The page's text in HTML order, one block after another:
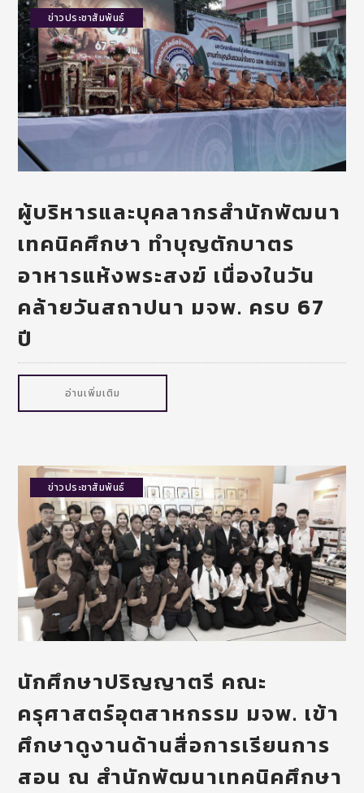
ข่าวประชาสัมพันธ์
ผู้บริหารและบุคลากรสำนักพัฒนา
เทคนิคศึกษา ทำบุญตักบาตร
อาหารแห้งพระสงฆ์ เนื่องในวัน
คล้ายวันสถาปนา มจพ. ครบ 67
ปี
อ่านเพิ่มเติม
ข่าวประชาสัมพันธ์
นักศึกษาปริญญาตรี คณะ
ครุศาสตร์อุตสาหกรรม มจพ. เข้า
ศึกษาดูงานด้านสื่อการเรียนการ
สอน ณ สำนักพัฒนาเทคนิคศึกษา